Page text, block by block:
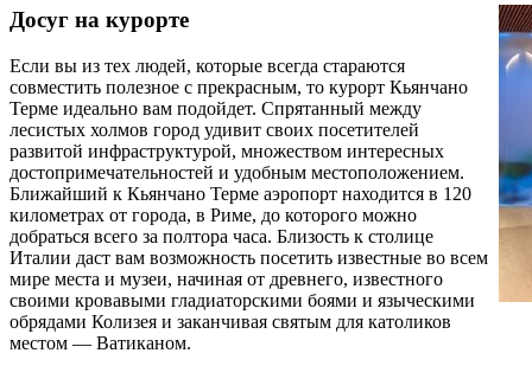
Досуг на курорте
Если вы из тех людей, которые всегда стараются
совместить полезное с прекрасным, то курорт Кьянчано
Терме идеально вам подойдет. Спрятанный между
лесистых холмов город удивит своих посетителей
развитой инфраструктурой, множеством интересных
достопримечательностей и удобным местоположением.
Ближайший к Кьянчано Терме аэропорт находится в 120
километрах от города, в Риме, до которого можно
добраться всего за полтора часа. Близость к столице
Италии даст вам возможность посетить известные во всем
мире места и музеи, начиная от древнего, известного
своими кровавыми гладиаторскими боями и языческими
обрядами Колизея и заканчивая святым для католиков
местом — Ватиканом.